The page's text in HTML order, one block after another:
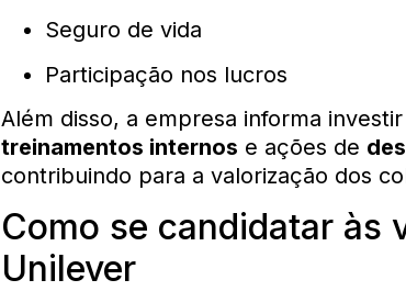
Seguro de vida
Participação nos lucros
Além disso, a empresa informa
treinamentos internos e ações de
contribuindo para a valorização dos
Como se candidatar às
Unilever